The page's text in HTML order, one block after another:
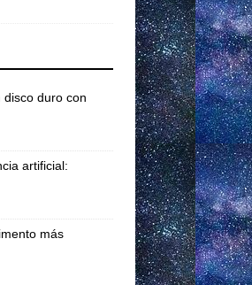
duro con
artificial:
más